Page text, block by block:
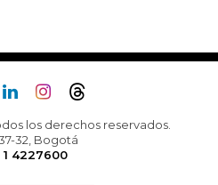
los derechos reservados.
32, Bogotá
1 4227600